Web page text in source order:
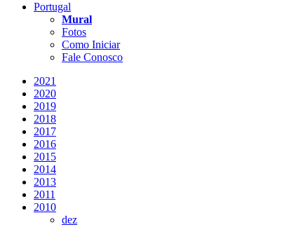
Portugal
Mural
Fotos
Como Iniciar
Fale Conosco
2021
2020
2019
2018
2017
2016
2015
2014
2013
2011
2010
dez